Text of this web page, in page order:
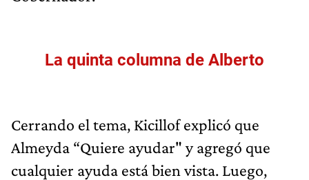
La quinta columna de Alberto
Cerrando el tema, Kicillof explicó que
Almeyda “Quiere ayudar" y agregó que
cualquier ayuda está bien vista. Luego,